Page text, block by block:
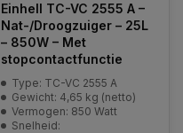
Einhell TC-VC 2555 A –
Nat-/Droogzuiger – 25L
– 850W – Met
stopcontactfunctie
Type: TC-VC 2555 A
Gewicht: 4,65 kg (netto)
Vermogen: 850 Watt
Snelheid: